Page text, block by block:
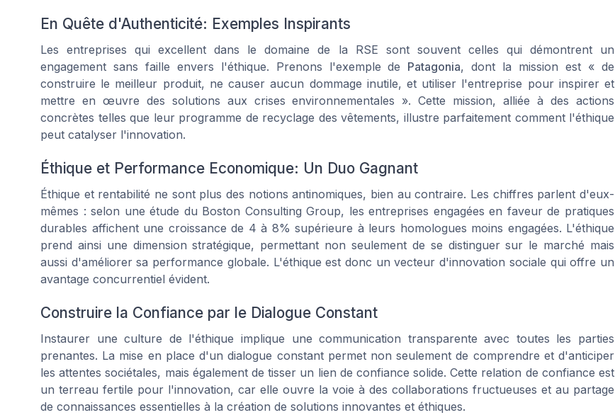
En Quête d'Authenticité: Exemples Inspirants
Les entreprises qui excellent dans le domaine de la RSE sont souvent celles qui démontrent un
engagement sans faille envers l'éthique. Prenons l'exemple de Patagonia, dont la mission est « de
construire le meilleur produit, ne causer aucun dommage inutile, et utiliser l'entreprise pour inspirer et
mettre en œuvre des solutions aux crises environnementales ». Cette mission, alliée à des actions
concrètes telles que leur programme de recyclage des vêtements, illustre parfaitement comment l'éthique
peut catalyser l'innovation.
Éthique et Performance Economique: Un Duo Gagnant
Éthique et rentabilité ne sont plus des notions antinomiques, bien au contraire. Les chiffres parlent d'eux-
mêmes : selon une étude du Boston Consulting Group, les entreprises engagées en faveur de pratiques
durables affichent une croissance de 4 à 8% supérieure à leurs homologues moins engagées. L'éthique
prend ainsi une dimension stratégique, permettant non seulement de se distinguer sur le marché mais
aussi d'améliorer sa performance globale. L'éthique est donc un vecteur d'innovation sociale qui offre un
avantage concurrentiel évident.
Construire la Confiance par le Dialogue Constant
Instaurer une culture de l'éthique implique une communication transparente avec toutes les parties
prenantes. La mise en place d'un dialogue constant permet non seulement de comprendre et d'anticiper
les attentes sociétales, mais également de tisser un lien de confiance solide. Cette relation de confiance est
un terreau fertile pour l'innovation, car elle ouvre la voie à des collaborations fructueuses et au partage
de connaissances essentielles à la création de solutions innovantes et éthiques.